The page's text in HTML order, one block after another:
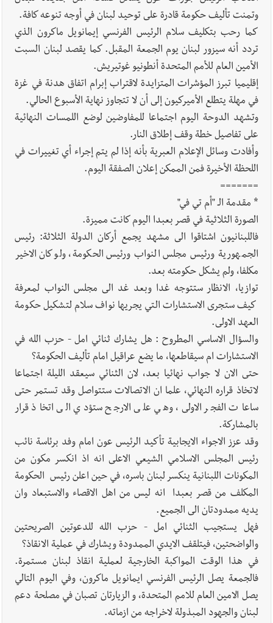
وتمنت تأليف حكومة قادرة على توحيد لبنان في أوجه تنوعه كافة.
كما رحب بتكليف سلام الرئيس الفرنسي إيمانويل ماكرون الذي
تردد أنه سيزور لبنان يوم الجمعة المقبل. كما يقصد لبنان السبت
الأمين العام للأمم المتحدة أنطونيو غوتيريش.
إقليميا تبرز المؤشرات المتزايدة لاقتراب إبرام اتفاق هدنة في غزة
في مهلة يتطلع الأميركيون إلى أن لا تتجاوز نهاية الأسبوع الحالي.
وتشهد الدوحة اليوم اجتماعا للمفاوضين لوضع اللمسات النهائية
على تفاصيل خطة وقف إطلاق النار.
وأفادت وسائل الإعلام العبرية بأنه إذا لم يتم إجراء أي تغييرات في
اللحظة الأخيرة فمن الممكن إعلان الصفقة اليوم.
=======
* مقدمة الـ "أم تي في"
الصورة الثلاثية في قصر بعبدا اليوم كانت مميزة.
فاللبنانيون اشتاقوا الى مشهد يجمع أركان الدولة الثلاثة: رئيس
الجمهورية ورئيس مجلس النواب ورئيس الحكومة، ولو كان الاخير
مكلفا، ولم يشكل حكومته بعد.
توازيا، الانظار ستتوجه غدا وبعد غد الى مجلس النواب لمعرفة
كيف ستجرى الاستشارات التي يجريها نواف سلام لتشكيل حكومة
العهد الاولى.
والسؤال الاساسي المطروح : هل يشارك ثنائي امل - حزب الله في
الاستشارات ام سيقاطعها، ما يضع عراقيل امام تأليف الحكومة؟
حتى الان لا جواب نهائيا بعد، لان الثنائي سيعقد الليلة اجتماعا
لاتخاذ قراره النهائي، علما ان الاتصالات ستتواصل وقد تستمر حتى
ساعات الفجر الاولى، وهي على الارجح ستؤدي الى اتخاذ قرار
بالمشاركة.
وقد عزز الاجواء الايجابية تأكيد الرئيس عون امام وفد برئاسة نائب
رئيس المجلس الاسلامي الشيعي الاعلى انه اذ انكسر مكون من
المكونات اللبنانية ينكسر لبنان باسره، في حين اعلن رئيس الحكومة
المكلف من قصر بعبدا انه ليس من اهل الاقصاء والاستبعاد وان
يديه ممدودتان الى الجميع.
فهل يستجيب الثنائي امل - حزب الله للدعوتين الصريحتين
والواضحتين، فيتلقف الايدي الممدودة ويشارك في عملية الانقاذ؟
في هذا الوقت المواكبة الخارجية لعملية انقاذ لبنان مستمرة.
فالجمعة يصل الرئيس الفرنسي ايمانويل ماكرون، وفي اليوم التالي
يصل الامين العام للامم المتحدة، و الزيارتان تصبان في مصلحة دعم
لبنان والجهود المبذولة لاخراجه من ازماته.